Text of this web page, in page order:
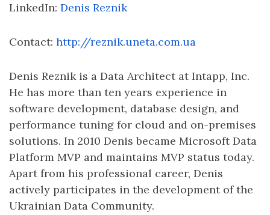
LinkedIn: Denis Reznik
Contact: http://reznik.uneta.com.ua
Denis Reznik is a Data Architect at Intapp, Inc.
He has more than ten years experience in
software development, database design, and
performance tuning for cloud and on-premises
solutions. In 2010 Denis became Microsoft Data
Platform MVP and maintains MVP status today.
Apart from his professional career, Denis
actively participates in the development of the
Ukrainian Data Community.